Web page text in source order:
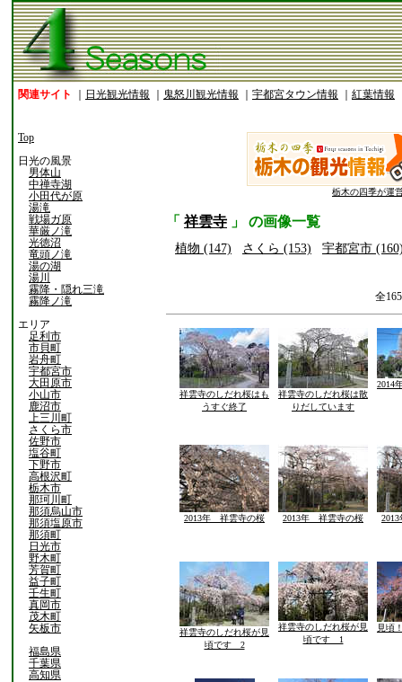
関連サイト 日光観光情報 鬼怒川観光情報 宇都宮タウン情報 紅葉情報
Top
日光の風景
男体山
中禅寺湖
小田代が原
湯滝
戦場ガ原
華厳ノ滝
光徳沼
竜頭ノ滝
湯の湖
湯川
霧降・隠れ三滝
霧降ノ滝
エリア
足利市
市貝町
岩舟町
宇都宮市
大田原市
小山市
鹿沼市
上三川町
さくら市
佐野市
塩谷町
下野市
高根沢町
栃木市
那珂川町
那須烏山市
那須塩原市
那須町
日光市
野木町
芳賀町
益子町
壬生町
真岡市
茂木町
矢板市
福島県
千葉県
高知県
栃木の四季が運
「祥雲寺 」 の画像一覧
植物 (147) さくら (153) 宇都宮市
全
祥雲寺のしだれ桜はも
うすぐ終了
祥雲寺のしだれ桜は散
りだしています
2014
2013年 祥雲寺の桜 2013年 祥雲寺の桜
祥雲寺のしだれ桜が見
頃です 2
祥雲寺のしだれ桜が見
頃です 1
見頃